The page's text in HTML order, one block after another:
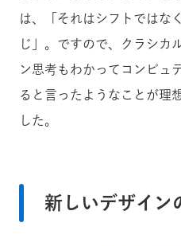
は、「それはシフトではな
じ」。ですので、クラシカ
ン思考もわかってコンピュ
ると言ったようなことが理
した。
新しいデザイン